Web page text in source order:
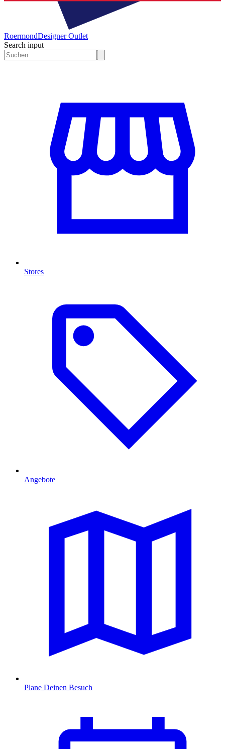
RoermondDesigner Outlet
Search input
Stores
Angebote
Plane Deinen Besuch